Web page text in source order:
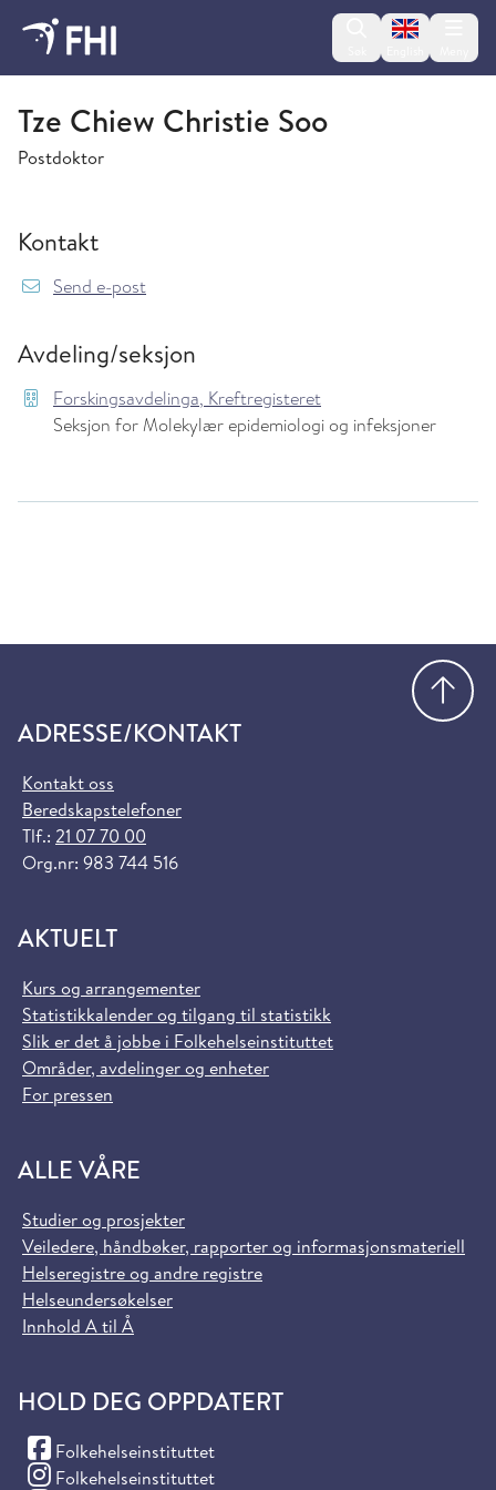
Change
Forskingsavdelinga, Kreftregisteret
Tze Chiew Christie Soo
Postdoktor
Kontakt
Send e-post{model.translations.sendEmailTo}
Avdeling/seksjon
Forskingsavdelinga, Kreftregisteret
Seksjon for Molekylær epidemiologi og infeksjoner
ADRESSE/KONTAKT
Kontakt oss
Beredskapstelefoner
Tlf.: 21 07 70 00
Org.nr: 983 744 516
AKTUELT
Kurs og arrangementer
Statistikkalender og tilgang til statistikk
Slik er det å jobbe i Folkehelseinstituttet
Områder, avdelinger og enheter
For pressen
ALLE VÅRE
Studier og prosjekter
Veiledere, håndbøker, rapporter og informasjonsmateriell
Helseregistre og andre registre
Helseundersøkelser
Innhold A til Å
HOLD DEG OPPDATERT
Folkehelseinstituttet
(Facebook)
Folkehelseinstituttet
(Instagram)